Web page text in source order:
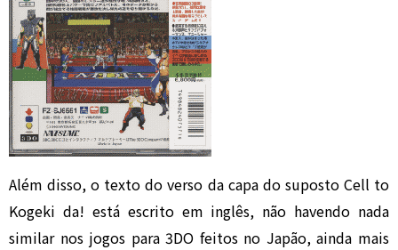
Além disso, o texto do verso da capa do suposto Cell to
Kogeki da! está escrito em inglês, não havendo nada
similar nos jogos para 3DO feitos no Japão, ainda mais